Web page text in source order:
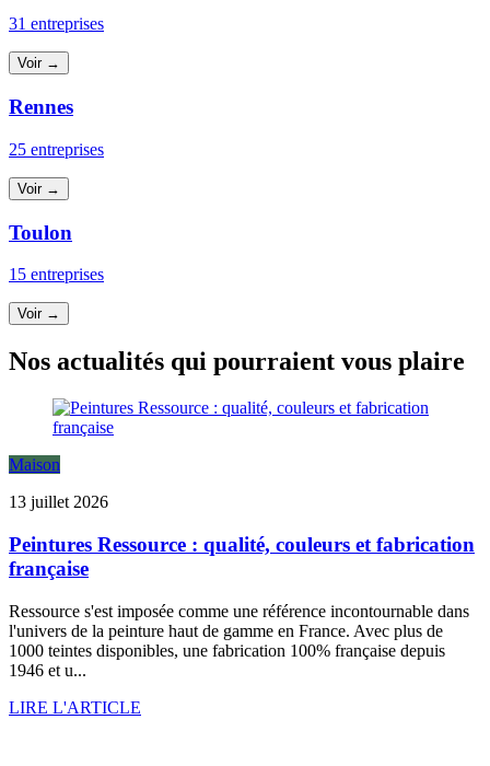
31 entreprises
Voir →
Rennes
25 entreprises
Voir →
Toulon
15 entreprises
Voir →
Nos actualités qui pourraient vous plaire
Maison
13 juillet 2026
Peintures Ressource : qualité, couleurs et fabrication
française
Ressource s'est imposée comme une référence incontournable dans
l'univers de la peinture haut de gamme en France. Avec plus de
1000 teintes disponibles, une fabrication 100% française depuis
1946 et u...
LIRE L'ARTICLE